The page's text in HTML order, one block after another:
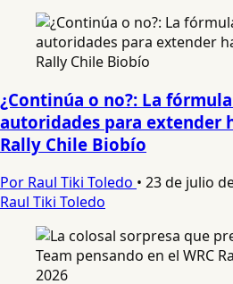
¿Continúa o no?: La
autoridades para extender
Rally Chile Biobío
Por Raul Tiki Toledo • 23 de julio
Raul Tiki Toledo